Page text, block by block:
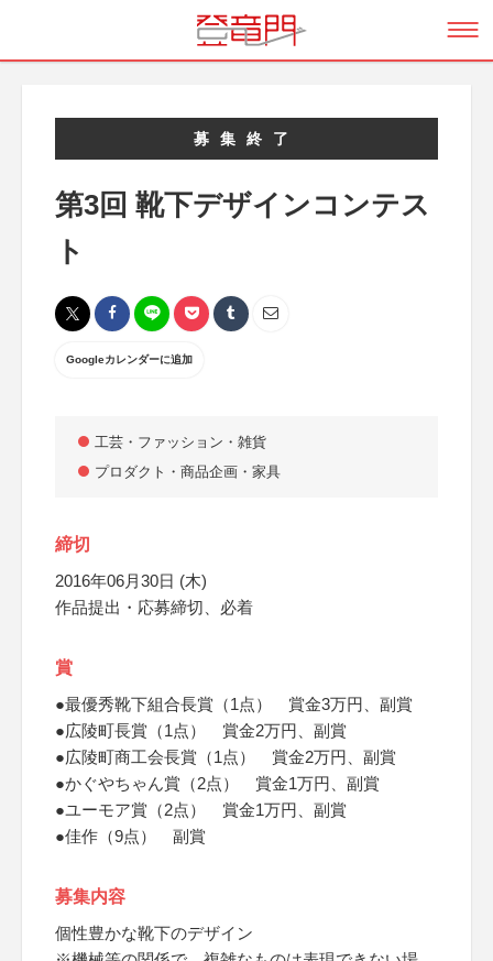
募集終了
第3回 靴下デザインコンテス
ト
Googleカレンダーに追加
工芸・ファッション・雑貨
プロダクト・商品企画・家具
締切
2016年06月30日 (木)
作品提出・応募締切、必着
賞
●最優秀靴下組合長賞（1点） 賞金3万円、副賞
●広陵町長賞（1点） 賞金2万円、副賞
●広陵町商工会長賞（1点） 賞金2万円、副賞
●かぐやちゃん賞（2点） 賞金1万円、副賞
●ユーモア賞（2点） 賞金1万円、副賞
●佳作（9点） 副賞
募集内容
個性豊かな靴下のデザイン